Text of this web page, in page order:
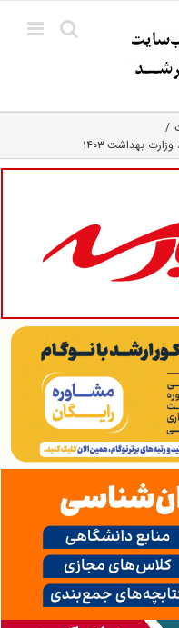
بهداشت ۱۴۰۳